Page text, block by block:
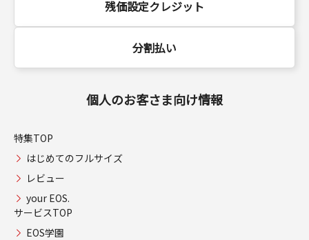
残価設定クレジット
分割払い
個人のお客さま向け情報
特集TOP
はじめてのフルサイズ
レビュー
your EOS.
サービスTOP
EOS学園